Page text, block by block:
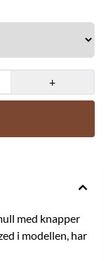
under strikken på
+
med knapper
i modellen, har